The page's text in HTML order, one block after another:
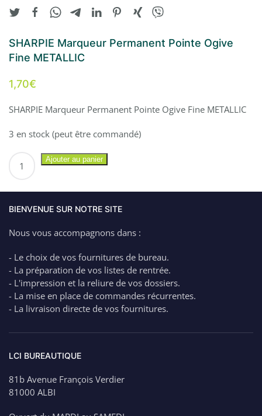
SHARPIE Marqueur Permanent Pointe Ogive
Fine METALLIC
1,70€
SHARPIE Marqueur Permanent Pointe Ogive Fine METALLIC
3 en stock (peut être commandé)
Permanent
Ogive
METALLIC
Ajouter au panier
BIENVENUE SUR NOTRE SITE
Nous vous accompagnons dans :
- Le choix de vos fournitures de bureau.
- La préparation de vos listes de rentrée.
- L'impression et la reliure de vos dossiers.
- La mise en place de commandes récurrentes.
- La livraison directe de vos fournitures.
LCI BUREAUTIQUE
81b Avenue François Verdier
81000 ALBI